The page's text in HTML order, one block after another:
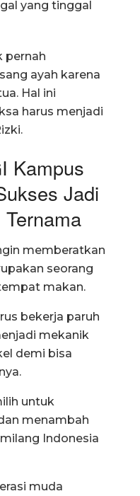
yang tinggal
pernah
ayah karena
Hal ini
harus menjadi
Kampus
Jadi
memberatkan
seorang
makan.
bekerja paruh
mekanik
demi bisa
untuk
menambah
Indonesia
muda